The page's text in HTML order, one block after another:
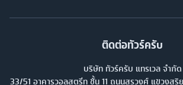
ติดต่อทัวร์ครับ
บริษัท ทัวร์ครับ แทรเวล จำกัด
33/51 อาคารวอลสตรีท ชั้น 11 ถนนสุรวงศ์ แขวงสุริ